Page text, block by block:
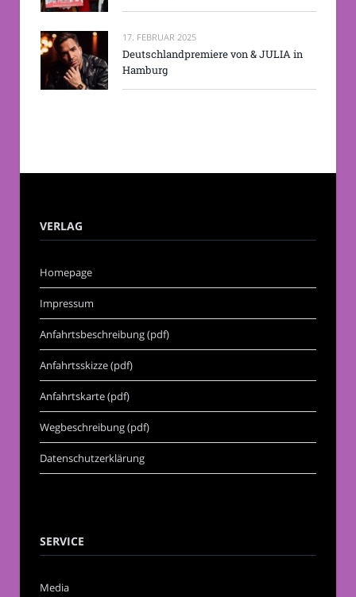
17. FEBRUAR 2025
Deutschlandpremiere von & JULIA in
Hamburg
VERLAG
Homepage
Impressum
Anfahrtsbeschreibung (pdf)
Anfahrtsskizze (pdf)
Anfahrtskarte (pdf)
Wegbeschreibung (pdf)
Datenschutzerklärung
SERVICE
Media